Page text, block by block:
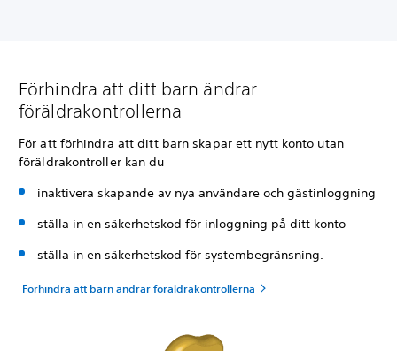
Förhindra att ditt barn ändrar
föräldrakontrollerna
För att förhindra att ditt barn skapar ett nytt konto utan
föräldrakontroller kan du
inaktivera skapande av nya användare och gästinloggning
ställa in en säkerhetskod för inloggning på ditt konto
ställa in en säkerhetskod för systembegränsning.
Förhindra att barn ändrar föräldrakontrollerna